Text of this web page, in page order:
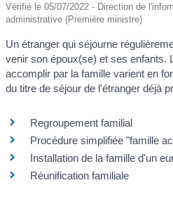
Vérifié le 05/07/2022 - Direction de
administrative (Première ministre)
Un étranger qui séjourne
venir son époux(se) et ses enfants.
accomplir par la famille varient en
du titre de séjour de l'étranger déjà
Regroupement familial
Procédure simplifiée "famille
Installation de la famille d'un
Réunification familiale